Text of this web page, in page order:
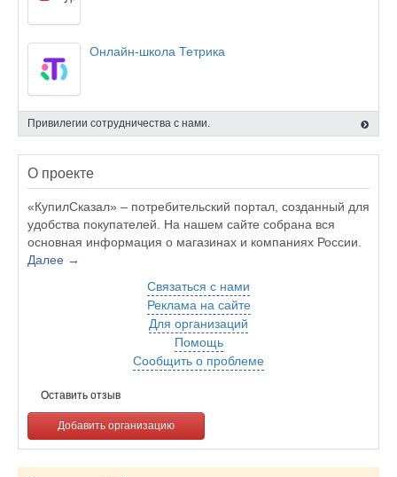
Онлайн-школа Тетрика
Привилегии сотрудничества с нами.
О проекте
«КупилСказал» – потребительский портал, созданный для
удобства покупателей. На нашем сайте собрана вся
основная информация о магазинах и компаниях России.
Далее →
Связаться с нами
Реклама на сайте
Для организаций
Помощь
Сообщить о проблеме
Оставить отзыв
Добавить организацию